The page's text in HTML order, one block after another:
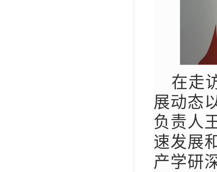
在走
展动态
负责人
速发展
产学研